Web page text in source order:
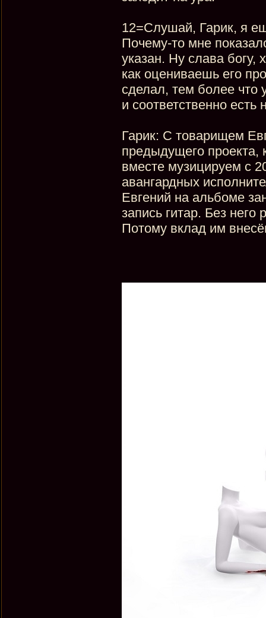
12=Слушай, Гарик, я
Почему-то мне
указан. Ну слава богу,
как оцениваешь его
сделал, тем более что
и соответственно есть
Гарик: С товарищем
предыдущего проекта,
вместе музицируем с
авангардных
Евгений на альбоме
запись гитар. Без
Потому вклад им